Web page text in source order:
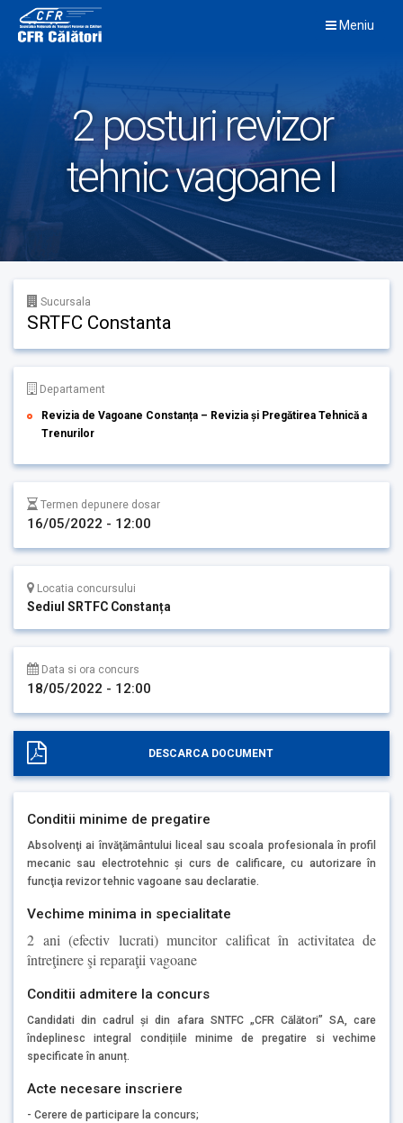
content
Meniu
2 posturi revizor
tehnic vagoane I
Sucursala
SRTFC Constanta
Departament
Revizia de Vagoane Constanța – Revizia și Pregătirea Tehnică a
Trenurilor
Termen depunere dosar
16/05/2022 - 12:00
Locatia concursului
Sediul SRTFC Constanța
Data si ora concurs
18/05/2022 - 12:00
DESCARCA DOCUMENT
Conditii minime de pregatire
Absolvenţi ai învăţământului liceal sau scoala profesionala în profil
mecanic sau electrotehnic şi curs de calificare, cu autorizare în
funcţia revizor tehnic vagoane sau declaratie.
Vechime minima in specialitate
2 ani (efectiv lucrati) muncitor calificat în activitatea de
întreţinere şi reparaţii vagoane
Conditii admitere la concurs
Candidati din cadrul și din afara SNTFC „CFR Călători” SA, care
îndeplinesc integral condițiile minime de pregatire si vechime
specificate în anunț.
Acte necesare inscriere
- Cerere de participare la concurs;